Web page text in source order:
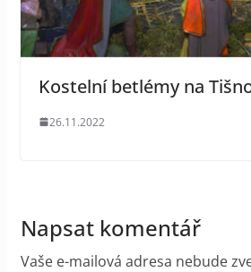
Kostelní betlémy na
26.11.2022
Napsat komentář
Vaše e-mailová adresa nebude